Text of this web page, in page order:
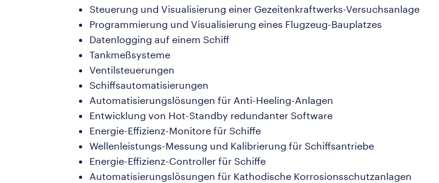
Steuerung und Visualisierung einer Gezeitenkraftwerks-Versuchsanlage
Programmierung und Visualisierung eines Flugzeug-Bauplatzes
Datenlogging auf einem Schiff
Tankmeßsysteme
Ventilsteuerungen
Schiffsautomatisierungen
Automatisierungslösungen für Anti-Heeling-Anlagen
Entwicklung von Hot-Standby redundanter Software
Energie-Effizienz-Monitore für Schiffe
Wellenleistungs-Messung und Kalibrierung für Schiffsantriebe
Energie-Effizienz-Controller für Schiffe
Automatisierungslösungen für Kathodische Korrosionsschutzanlagen